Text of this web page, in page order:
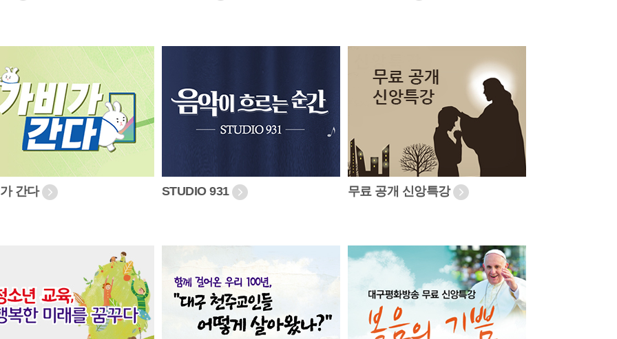
간다 STUDIO 931 무료 공개 신앙특강